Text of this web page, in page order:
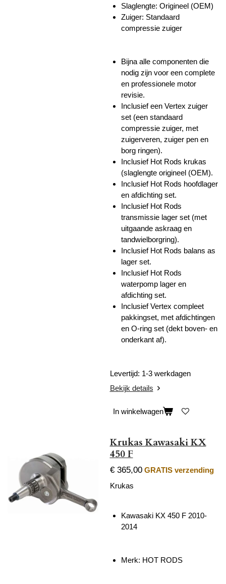
Slaglengte: Origineel (OEM)
Zuiger: Standaard
compressie zuiger
Bijna alle componenten die
nodig zijn voor een complete
en professionele motor
revisie.
Inclusief een Vertex zuiger
set (een standaard
compressie zuiger, met
zuigerveren, zuiger pen en
borg ringen).
Inclusief Hot Rods krukas
(slaglengte origineel (OEM).
Inclusief Hot Rods hoofdlager
en afdichting set.
Inclusief Hot Rods
transmissie lager set (met
uitgaande askraag en
tandwielborgring).
Inclusief Hot Rods balans as
lager set.
Inclusief Hot Rods
waterpomp lager en
afdichting set.
Inclusief Vertex compleet
pakkingset, met afdichtingen
en O-ring set (dekt boven- en
onderkant af).
Levertijd: 1-3 werkdagen
Bekijk details
In winkelwagen
Krukas Kawasaki KX
450 F
€ 365,00 GRATIS verzending
Krukas
Kawasaki KX 450 F 2010-
2014
Merk: HOT RODS